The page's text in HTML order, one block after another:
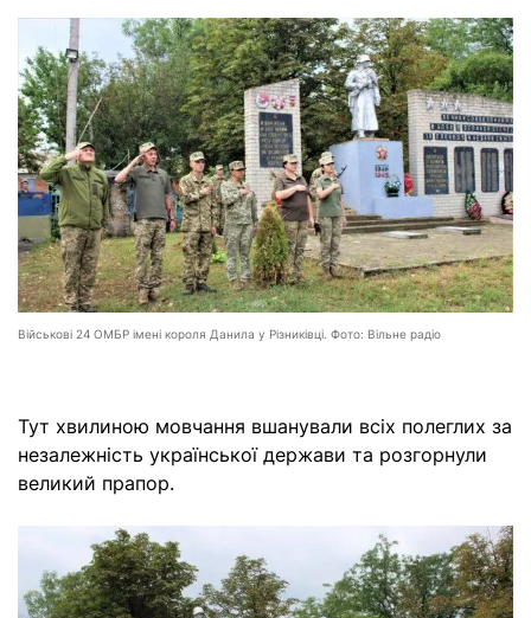
Військові 24 ОМБР імені короля Данила у Різниківці. Фото: Вільне радіо
Тут хвилиною мовчання вшанували всіх полеглих за
незалежність української держави та розгорнули
великий прапор.